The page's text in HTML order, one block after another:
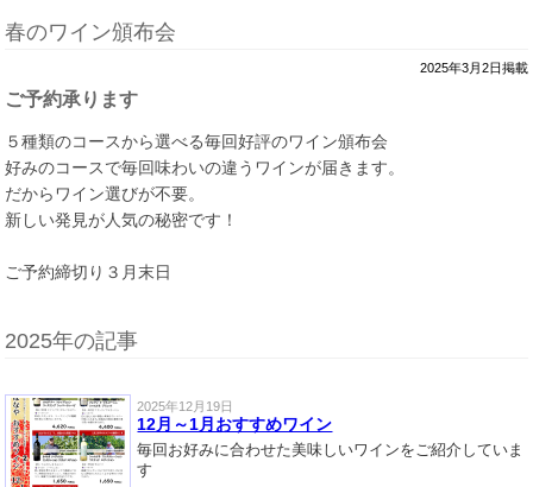
春のワイン頒布会
2025年3月2日掲載
ご予約承ります
５種類のコースから選べる毎回好評のワイン頒布会
好みのコースで毎回味わいの違うワインが届きます。
だからワイン選びが不要。
新しい発見が人気の秘密です！
ご予約締切り３月末日
2025年の記事
2025年12月19日
12月～1月おすすめワイン
毎回お好みに合わせた美味しいワインをご紹介していま
す